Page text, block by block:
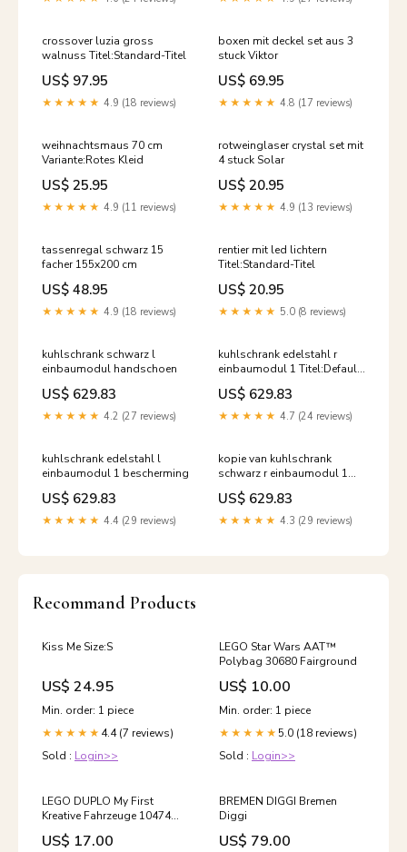
crossover luzia gross
walnuss Titel:Standard-Titel
US$ 97.95
★★★★★ 4.9 (18 reviews)
boxen mit deckel set aus 3
stuck Viktor
US$ 69.95
★★★★★ 4.8 (17 reviews)
weihnachtsmaus 70 cm
Variante:Rotes Kleid
US$ 25.95
★★★★★ 4.9 (11 reviews)
rotweinglaser crystal set mit
4 stuck Solar
US$ 20.95
★★★★★ 4.9 (13 reviews)
tassenregal schwarz 15
facher 155x200 cm
US$ 48.95
★★★★★ 4.9 (18 reviews)
rentier mit led lichtern
Titel:Standard-Titel
US$ 20.95
★★★★★ 5.0 (8 reviews)
kuhlschrank schwarz l
einbaumodul handschoen
US$ 629.83
★★★★★ 4.2 (27 reviews)
kuhlschrank edelstahl r
einbaumodul 1 Titel:Default
US$ 629.83
★★★★★ 4.7 (24 reviews)
kuhlschrank edelstahl l
einbaumodul 1 bescherming
US$ 629.83
★★★★★ 4.4 (29 reviews)
kopie van kuhlschrank
schwarz r einbaumodul 1
US$ 629.83
★★★★★ 4.3 (29 reviews)
Recommand Products
Kiss Me Size:S
US$ 24.95
Min. order: 1 piece
★★★★★ 4.4 (7 reviews)
Sold : Login>>
LEGO Star Wars AAT™
Polybag 30680 Fairground
US$ 10.00
Min. order: 1 piece
★★★★★ 5.0 (18 reviews)
Sold : Login>>
LEGO DUPLO My First
Kreative Fahrzeuge 10474
brickset
US$ 17.00
BREMEN DIGGI Bremen
Diggi
US$ 79.00